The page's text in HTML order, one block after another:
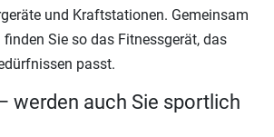
und Kraftstationen. Gemeinsam
Sie so das Fitnessgerät, das
passt.
werden auch Sie sportlich